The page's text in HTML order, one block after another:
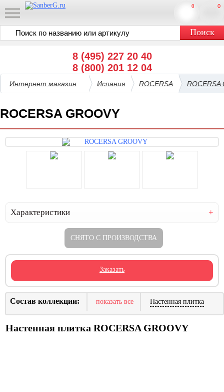
8 (495) 227 20 40
8 (800) 201 12 04
0
0
Интернет магазин Испания ROCERSA ROCERSA
ROCERSA GROOVY
Характеристики
СНЯТО С ПРОИЗВОДСТВА
Заказать
Состав коллекции: показать все Настенная плитка
Настенная плитка ROCERSA GROOVY